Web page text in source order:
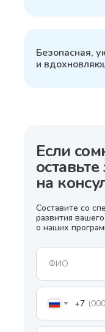
Безопасная,
и
Составите со
развития
о наших
Если
на
+7